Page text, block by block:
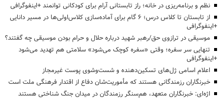
نظم و برنامه‌ریزی در خانه؛ راز تابستانی آرام برای کودکانی توانمند +اینفوگرافی
از تابستان تا کلاس درس؛ ۶ گام برای آماده‌سازی کلاس‌اولی‌ها در مسیر دانایی
+اینفوگرافی
موسیقی در ترازوی حق/رهبر شهید درباره حلال و حرام بودن موسیقی چه گفتند؟
تنهایی سر سفره؛ وقتی «سفره کوچک می‌شود» سلامتی هم تهدید می‌شود
+اینفوگرافی
اعلام اسامی ژل‌های تسکین‌دهنده و شست‌وشوی پوست غیرمجاز
خبرنگاران رزمندگانی هستند که مأموریت‌شان دفاع از اقتدار فرهنگی ملت است
اژه‌ای: خبرنگاران متعهد، هم‌سنگر رزمندگان در میدان جنگ شناختی هستند